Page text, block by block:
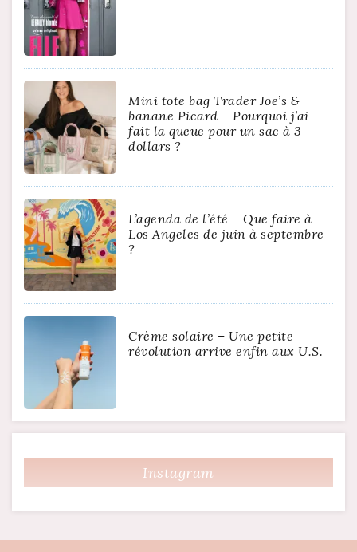
Mini tote bag Trader Joe’s &
banane Picard – Pourquoi j’ai
fait la queue pour un sac à 3
dollars ?
L’agenda de l’été – Que faire à
Los Angeles de juin à septembre
?
Crème solaire – Une petite
révolution arrive enfin aux U.S.
Instagram